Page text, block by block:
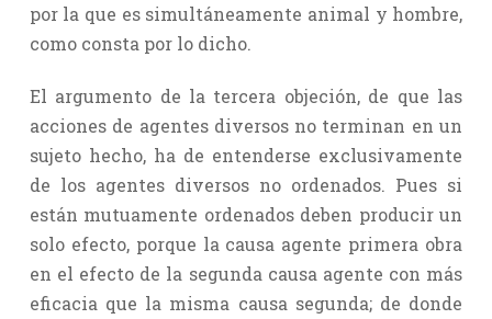
por la que es simultáneamente animal y hombre,
como consta por lo dicho.
El argumento de la tercera objeción, de que las
acciones de agentes diversos no terminan en un
sujeto hecho, ha de entenderse exclusivamente
de los agentes diversos no ordenados. Pues si
están mutuamente ordenados deben producir un
solo efecto, porque la causa agente primera obra
en el efecto de la segunda causa agente con más
eficacia que la misma causa segunda; de donde